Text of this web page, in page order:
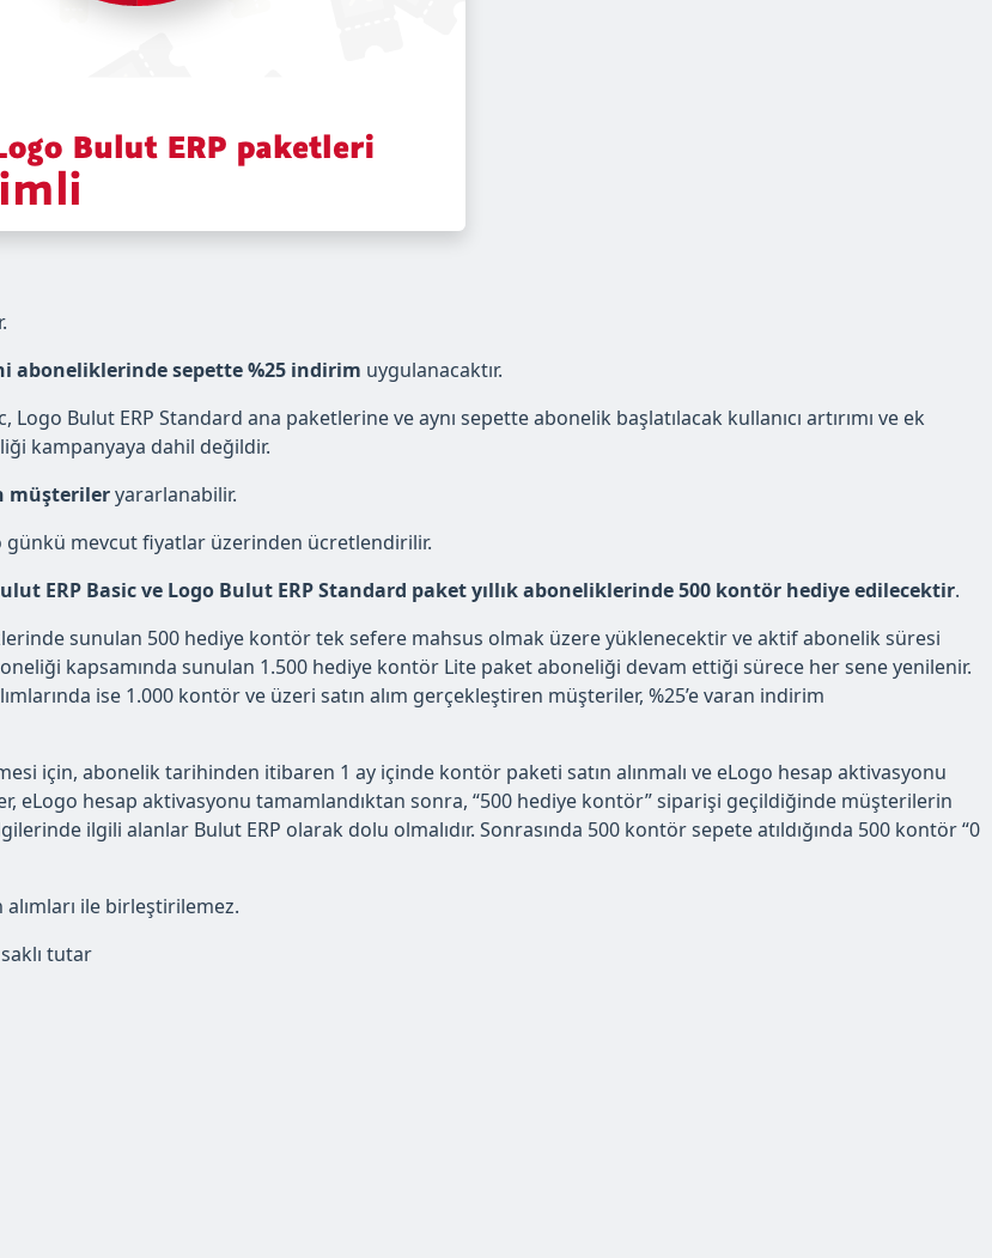
aboneliklerinde sepette %25 indirim uygulanacaktır.
Bulut ERP Standard ana paketlerine ve aynı sepette abonelik başlatılacak kullanıcı artırımı ve ek
kampanyaya dahil değildir.
müşterileryararlanabilir.
günkü mevcut fiyatlar üzerinden ücretlendirilir.
ERP Basic ve Logo Bulut ERP Standard paket yıllık aboneliklerinde 500 kontör hediye edilecektir.
sunulan 500 hediye kontör tek sefere mahsus olmak üzere yüklenecektir ve aktif abonelik süresi
kapsamında sunulan 1.500 hediye kontör Lite paket aboneliği devam ettiği sürece her sene yenilenir.
ise 1.000 kontör ve üzeri satın alım gerçekleştiren müşteriler, %25’e varan indirim
için, abonelik tarihinden itibaren 1 ay içinde kontör paketi satın alınmalı ve eLogo hesap aktivasyonu
eLogo hesap aktivasyonu tamamlandıktan sonra, “500 hediye kontör” siparişi geçildiğinde müşterilerin
ilgili alanlar Bulut ERP olarak dolu olmalıdır. Sonrasında 500 kontör sepete atıldığında 500 kontör “0
ile birleştirilemez.
tutar